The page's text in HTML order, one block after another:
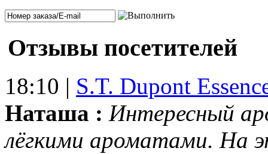
Отзывы посетителей
18:10 | S.T. Dupont
Наташа : Интересный
лёгкими ароматами. На